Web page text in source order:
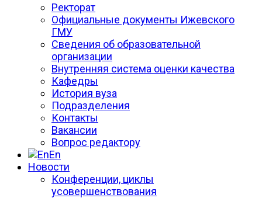
Ректорат
Официальные документы Ижевского
ГМУ
Сведения об образовательной
организации
Внутренняя система оценки качества
Кафедры
История вуза
Подразделения
Контакты
Вакансии
Вопрос редактору
En
Новости
Конференции, циклы
усовершенствования